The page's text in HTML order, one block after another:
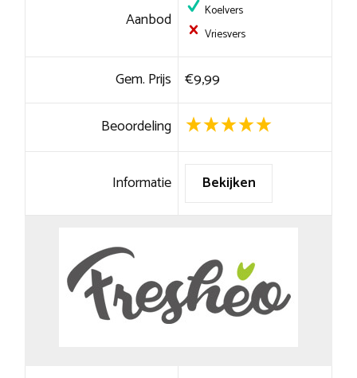
Aanbod
Koelvers
Vriesvers
Gem. Prijs €9,99
Beoordeling
Informatie Bekijken